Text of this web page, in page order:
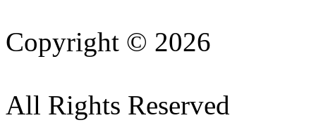
Copyright © 2026
All Rights Reserved